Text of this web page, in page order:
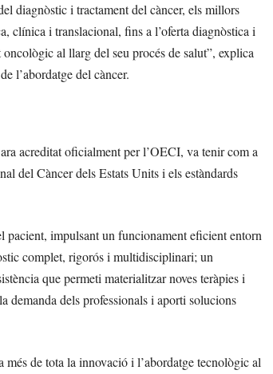
diagnòstic i tractament del càncer, els millors
clínica i translacional, fins a l’oferta diagnòstica i
al llarg del seu procés de salut”, explica
l’abordatge del càncer.
acreditat oficialment per l’OECI, va tenir com a
del Càncer dels Estats Units i els estàndards
pacient, impulsant un funcionament eficient entorn
complet, rigorós i multidisciplinari; un
que permeti materialitzar noves teràpies i
demanda dels professionals i aporti solucions
de tota la innovació i l’abordatge tecnològic al